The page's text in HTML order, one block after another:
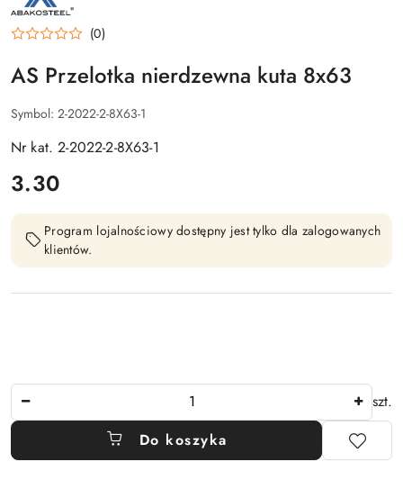
PRODUCENTA:
AS
(0)
AS Przelotka nierdzewna kuta 8x63
Symbol: 2-2022-2-8X63-1
Nr kat. 2-2022-2-8X63-1
cena:
3.30
Program lojalnościowy dostępny jest tylko dla zalogowanych
klientów.
szt.
Do koszyka